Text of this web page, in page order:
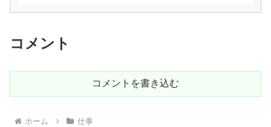
コメント
コメントを書き込む
ホーム 仕事